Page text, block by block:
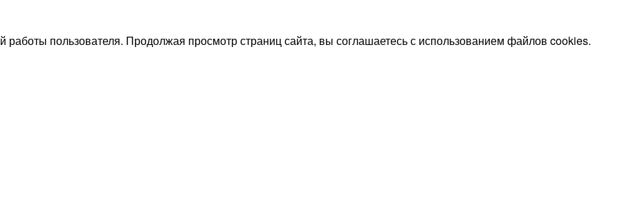
пользователя. Продолжая просмотр страниц сайта, вы соглашаетесь с использованием файлов cookies.